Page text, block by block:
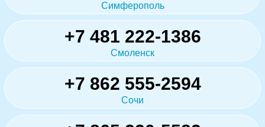
Симферополь
+7 481 222-1386
Смоленск
+7 862 555-2594
Сочи